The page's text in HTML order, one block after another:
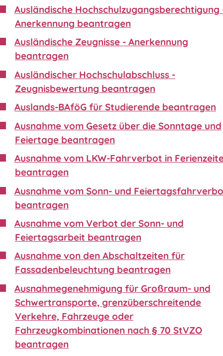
Ausländische Hochschulzugangsberechtigung
Anerkennung beantragen
Ausländische Zeugnisse - Anerkennung
beantragen
Ausländischer Hochschulabschluss -
Zeugnisbewertung beantragen
Auslands-BAföG für Studierende beantragen
Ausnahme vom Gesetz über die Sonntage und
Feiertage beantragen
Ausnahme vom LKW-Fahrverbot in
beantragen
Ausnahme vom Sonn- und
beantragen
Ausnahme vom Verbot der Sonn- und
Feiertagsarbeit beantragen
Ausnahme von den Abschaltzeiten für
Fassadenbeleuchtung beantragen
Ausnahmegenehmigung für Großraum- und
Schwertransporte, grenzüberschreitende
Verkehre, Fahrzeuge oder
Fahrzeugkombinationen nach § 70 StVZO
beantragen